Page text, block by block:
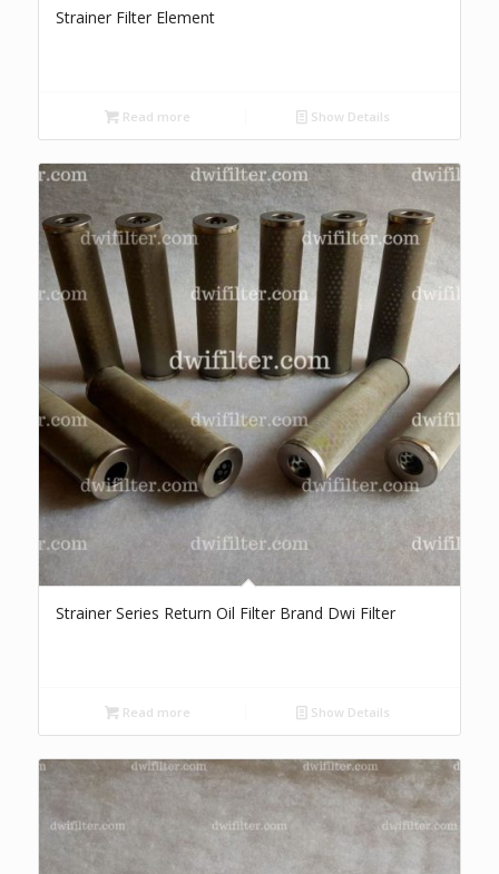
Strainer Filter Element
Read more Show Details
Strainer Series Return Oil Filter Brand Dwi Filter
Read more Show Details